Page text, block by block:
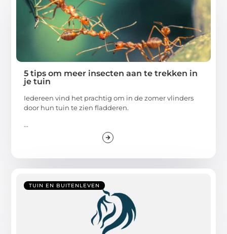
5 tips om meer insecten aan te trekken in
je tuin
Iedereen vind het prachtig om in de zomer vlinders
door hun tuin te zien fladderen.
...
TUIN EN BUITENLEVEN